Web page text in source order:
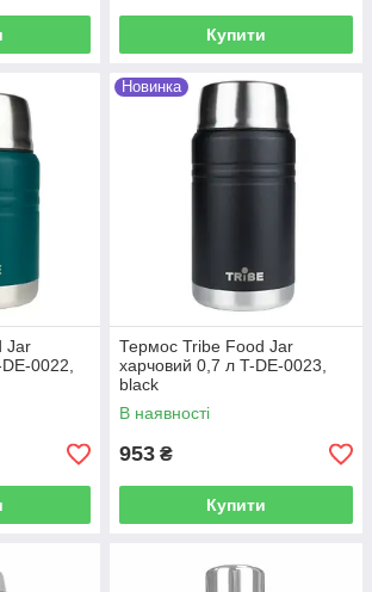
Купити
Jar
0022,
Новинка
Термос Tribe Food Jar
харчовий 0,7 л T-DE-0023,
black
В наявності
953 ₴
Купити